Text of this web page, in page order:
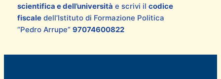
scientifica e dell’università e scrivi il codice
fiscaledell’Istituto di Formazione Politica
“Pedro Arrupe” 97074600822